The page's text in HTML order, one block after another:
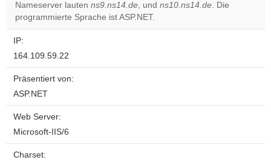
own this
Nameserver lauten ns9.ns14.de, und ns10.ns14.de. Die
programmierte Sprache ist ASP.NET.
IP:
164.109.59.22
Präsentiert von:
ASP.NET
Web Server:
Microsoft-IIS/6
Charset: